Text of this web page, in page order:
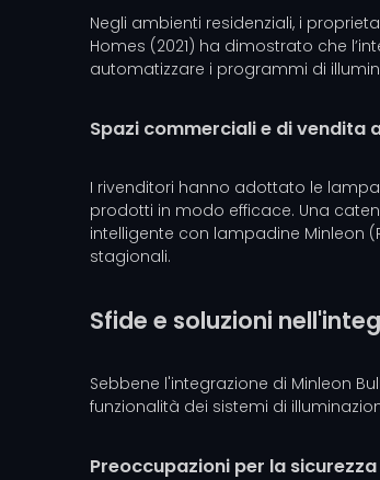
Negli ambienti residenziali, i
Homes (2021) ha dimostrato che
automatizzare i programmi di
Spazi commerciali e di vendita
I rivenditori hanno adottato le
prodotti in modo efficace. Una
intelligente con lampadine Minleon
stagionali.
Sfide e soluzioni
Sebbene l'integrazione di Minleon
funzionalità dei sistemi di
Preoccupazioni per la